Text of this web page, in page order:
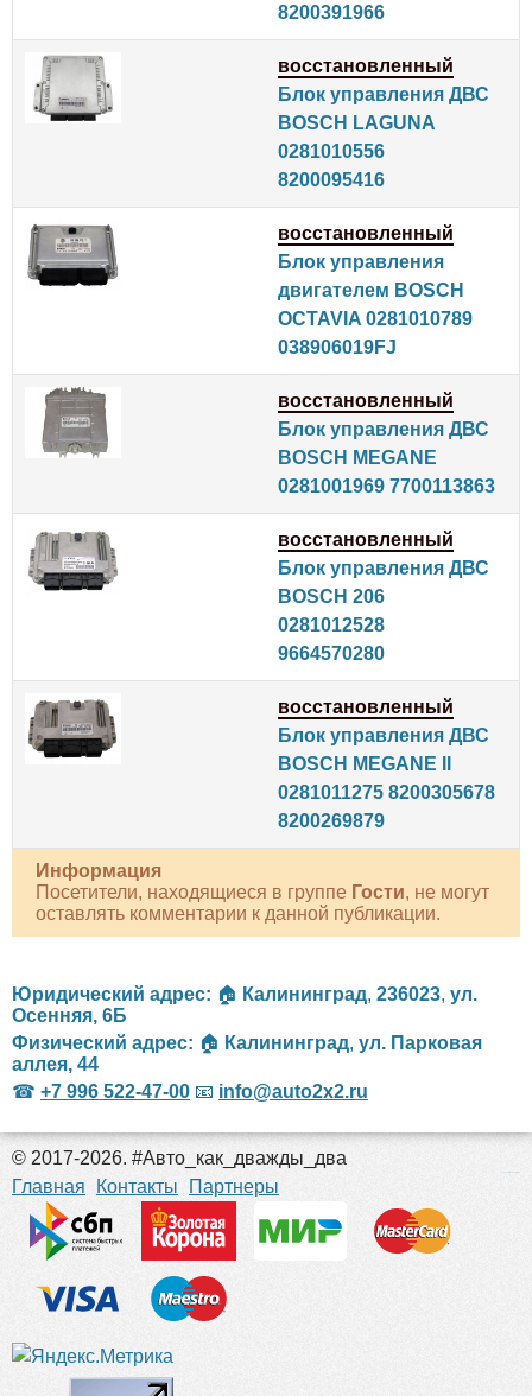
8200391966
восстановленный
Блок управления ДВС
BOSCH LAGUNA
0281010556
8200095416
восстановленный
Блок управления
двигателем BOSCH
OCTAVIA 0281010789
038906019FJ
восстановленный
Блок управления ДВС
BOSCH MEGANE
0281001969 7700113863
восстановленный
Блок управления ДВС
BOSCH 206
0281012528
9664570280
восстановленный
Блок управления ДВС
BOSCH MEGANE II
0281011275 8200305678
8200269879
Информация
Посетители, находящиеся в группе Гости, не могут
оставлять комментарии к данной публикации.
Юридический адрес: 🏠 Калининград, 236023, ул.
Осенняя, 6Б
Физический адрес: 🏠 Калининград, ул. Парковая
аллея, 44
☎ +7 996 522-47-00 📧 info@auto2x2.ru
© 2017-2026. #Авто_как_дважды_два
Главная
Контакты Партнеры